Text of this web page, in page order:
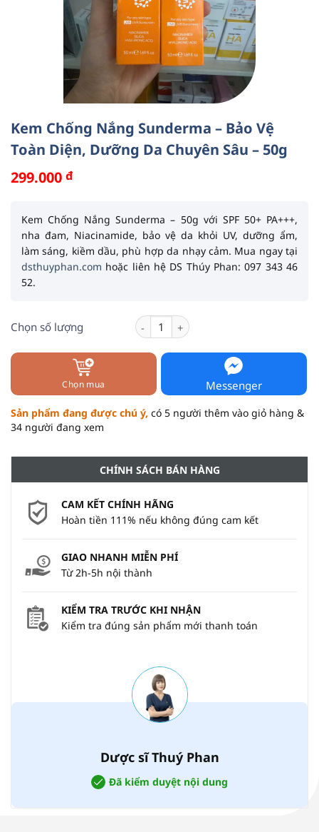
Kem Chống Nắng Sunderma – Bảo Vệ
Toàn Diện, Dưỡng Da Chuyên Sâu – 50g
299.000 đ
Kem Chống Nắng Sunderma – 50g với SPF 50+ PA+++,
nha đam, Niacinamide, bảo vệ da khỏi UV, dưỡng ẩm,
làm sáng, kiềm dầu, phù hợp da nhạy cảm. Mua ngay tại
dsthuyphan.com hoặc liên hệ DS Thúy Phan: 097 343 46
52.
Chọn số lượng Kem Chống Nắng Sunderma – Bảo
Chọn mua Messenger
Sản phẩm đang được chú ý, có 5 người thêm vào giỏ hàng &
34 người đang xem
CHÍNH SÁCH BÁN HÀNG
CAM KẾT CHÍNH HÃNG
Hoàn tiền 111% nếu không đúng cam kết
GIAO NHANH MIỄN PHÍ
Từ 2h-5h nội thành
KIỂM TRA TRƯỚC KHI NHẬN
Kiểm tra đúng sản phẩm mới thanh toán
Dược sĩ Thuý Phan
Đã kiểm duyệt nội dung